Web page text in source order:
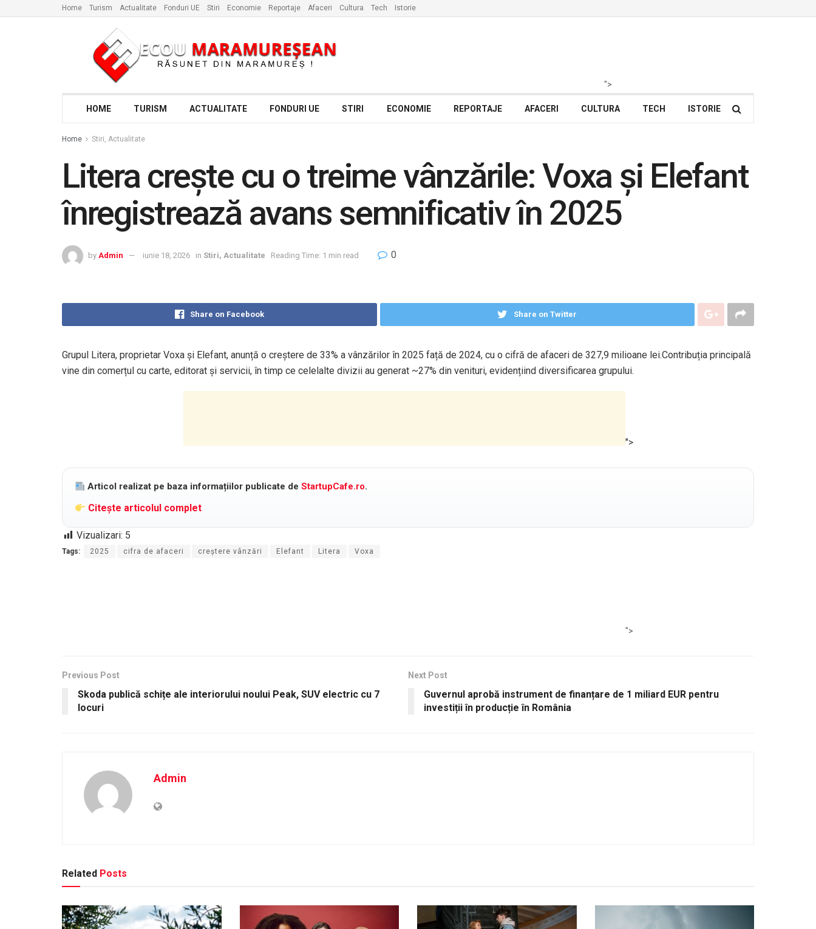
Home Turism Actualitate Fonduri UE Stiri Economie Reportaje Afaceri Cultura Tech Istorie
">
HOME TURISM ACTUALITATE FONDURI UE STIRI ECONOMIE REPORTAJE AFACERI CULTURA TECH ISTORIE
Home Stiri, Actualitate
Litera crește cu o treime vânzările: Voxa și Elefant
înregistrează avans semnificativ în 2025
by Admin iunie 18, 2026 in Stiri, Actualitate Reading Time: 1 min read 0
Share on Facebook Share on Twitter
Grupul Litera, proprietar Voxa și Elefant, anunță o creștere de 33% a vânzărilor în 2025 față de 2024, cu o cifră de afaceri de 327,9 milioane lei.Contribuția principală
vine din comerțul cu carte, editorat și servicii, în timp ce celelalte divizii au generat ~27% din venituri, evidențiind diversificarea grupului.
">
Articol realizat pe baza informațiilor publicate deStartupCafe.ro.
Citește articolul complet
Vizualizari: 5
Tags: 2025 cifra de afaceri creștere vânzări Elefant Litera Voxa
">
Previous Post
Skoda publică schițe ale interiorului noului Peak, SUV electric cu 7
locuri
Next Post
Guvernul aprobă instrument de finanțare de 1 miliard EUR pentru
investiții în producție în România
Admin
Related Posts